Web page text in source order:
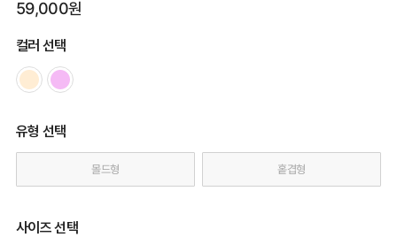
59,000원
컬러 선택
유형 선택
몰드형 홑겹형
사이즈 선택